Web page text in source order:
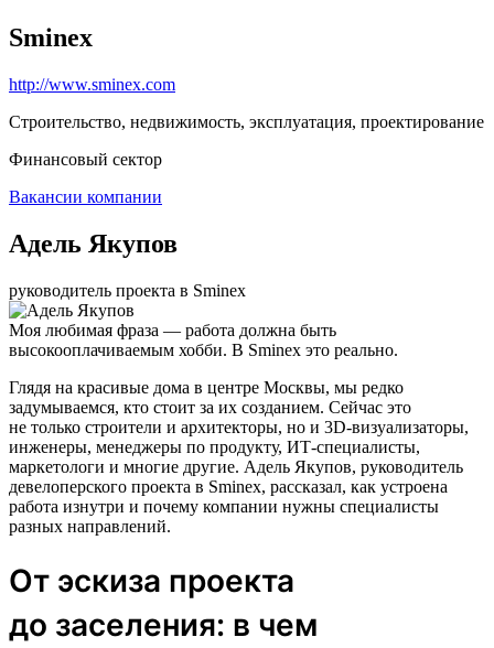
Sminex
http://www.sminex.com
Строительство, недвижимость, эксплуатация, проектирование
Финансовый сектор
Вакансии компании
Адель Якупов
руководитель проекта в Sminex
Моя любимая фраза — работа должна быть
высокооплачиваемым хобби. В Sminex это реально.
Глядя на красивые дома в центре Москвы, мы редко
задумываемся, кто стоит за их созданием. Сейчас это
не только строители и архитекторы, но и 3D-визуализаторы,
инженеры, менеджеры по продукту, ИТ-специалисты,
маркетологи и многие другие. Адель Якупов, руководитель
девелоперского проекта в Sminex, рассказал, как устроена
работа изнутри и почему компании нужны специалисты
разных направлений.
От эскиза проекта
до заселения: в чем